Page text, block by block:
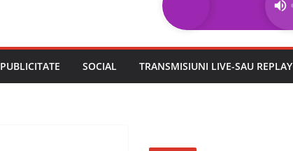
PUBLICITATE SOCIAL TRANSMISIUNI LIVE-SAU REPLAY